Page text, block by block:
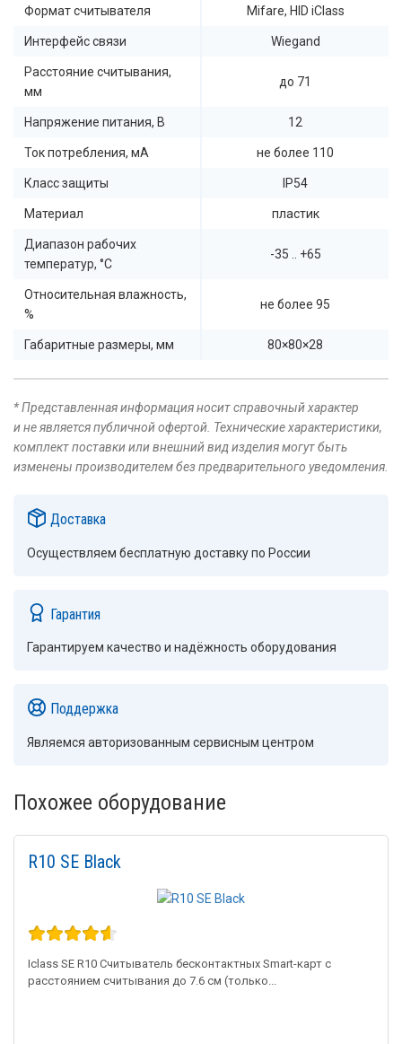
Формат считывателя Mifare, HID iClass
Интерфейс связи Wiegand
Расстояние считывания,
мм
до 71
Напряжение питания, В 12
Ток потребления, мА не более 110
Класс защиты IP54
Материал пластик
Диапазон рабочих
температур, °C
-35 .. +65
Относительная влажность,
%
не более 95
Габаритные размеры, мм 80×80×28
* Представленная информация носит справочный характер
и не является публичной офертой. Технические характеристики,
комплект поставки или внешний вид изделия могут быть
изменены производителем без предварительного уведомления.
Доставка
Осуществляем бесплатную доставку по России
Гарантия
Гарантируем качество и надёжность оборудования
Поддержка
Являемся авторизованным сервисным центром
Похожее оборудование
R10 SE Black
Iclass SE R10 Считыватель бесконтактных Smart-карт с
расстоянием считывания до 7.6 см (только...